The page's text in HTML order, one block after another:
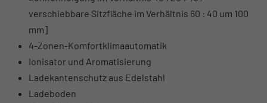
verschiebbare Sitzfläche im Verhältnis 60 : 40 um 100
mm]
4-Zonen-Komfortklimaautomatik
Ionisator und Aromatisierung
Ladekantenschutz aus Edelstahl
Ladeboden